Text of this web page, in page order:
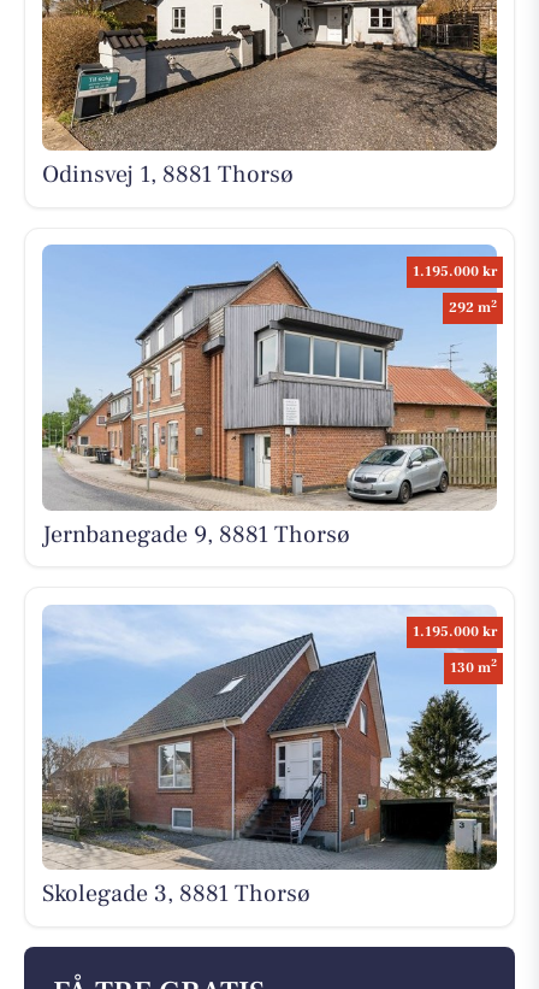
Odinsvej 1, 8881 Thorsø
1.195.000 kr
292 m2
Jernbanegade 9, 8881 Thorsø
1.195.000 kr
130 m2
Skolegade 3, 8881 Thorsø